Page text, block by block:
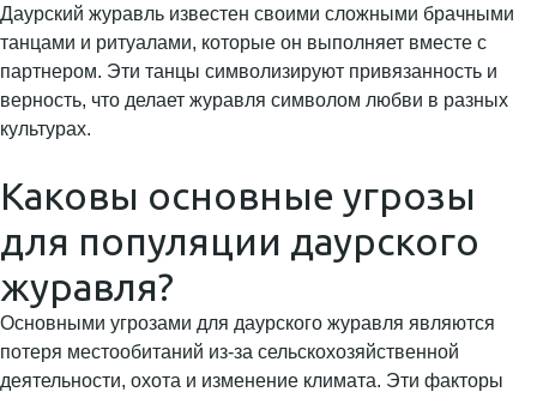
Даурский журавль известен своими сложными брачными
танцами и ритуалами, которые он выполняет вместе с
партнером. Эти танцы символизируют привязанность и
верность, что делает журавля символом любви в разных
культурах.
Каковы основные угрозы
для популяции даурского
журавля?
Основными угрозами для даурского журавля являются
потеря местообитаний из-за сельскохозяйственной
деятельности, охота и изменение климата. Эти факторы